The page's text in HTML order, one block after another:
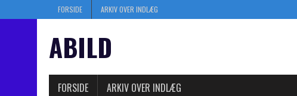
FORSIDE ARKIV OVER INDLÆG
ABILD
FORSIDE ARKIV OVER INDLÆG